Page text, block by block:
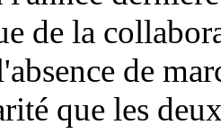
de la
de
que les